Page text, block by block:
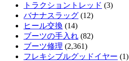
トラクショントレッド (3)
バナナスラッグ (12)
ヒール交換 (14)
ブーツの手入れ (82)
ブーツ修理 (2,361)
フレキシブルグッドイヤー (1)